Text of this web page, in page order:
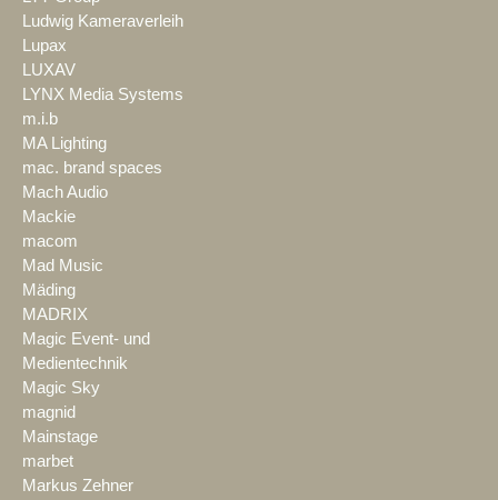
Ludwig Kameraverleih
Lupax
LUXAV
LYNX Media Systems
m.i.b
MA Lighting
mac. brand spaces
Mach Audio
Mackie
macom
Mad Music
Mäding
MADRIX
Magic Event- und
Medientechnik
Magic Sky
magnid
Mainstage
marbet
Markus Zehner